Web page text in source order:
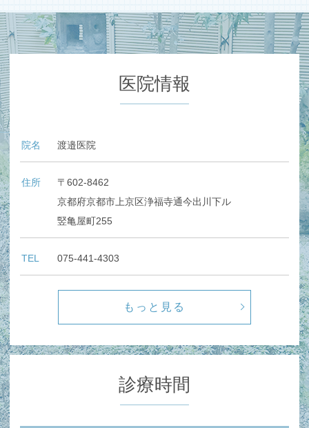
医院情報
院名 渡邉医院
住所
〒602-8462
京都府京都市上京区浄福寺通今出川下ル
竪亀屋町255
TEL 075-441-4303
もっと見る
診療時間